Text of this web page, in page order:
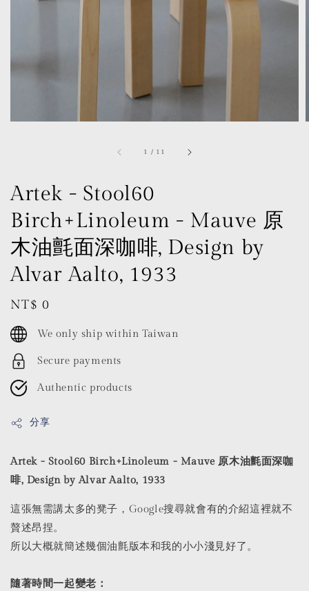
1 / 11
Artek - Stool60
Birch+Linoleum - Mauve 原
木油氈面深咖啡, Design by
Alvar Aalto, 1933
Regular
price
NT$ 0
We only ship within Taiwan
Secure payments
Authentic products
分享
Artek - Stool60 Birch+Linoleum - Mauve 原木油氈面深咖
啡, Design by Alvar Aalto, 1933
這張無需講太多的凳子，Google搜尋就會有的介紹這裡就不
贅述昂捏。
所以大概就簡述幾個油氈版本和我的小小淺見好了。
隨著時間一起變老：